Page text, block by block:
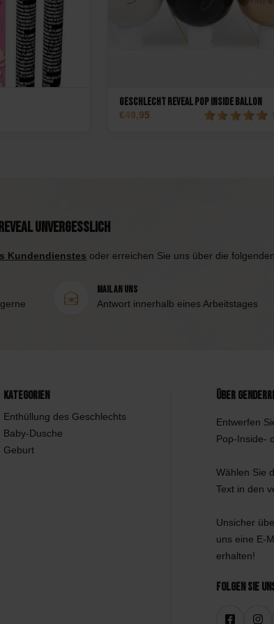
Geschlecht Reveal Pop Inside Ballon
49,95
unvergesslich
Kundendienstes oder erreichen Sie uns über die
Mail an uns
Antwort innerhalb eines Arbeitstages
Kategorien
Enthüllung des Geschlechts
Baby-Dusche
Geburt
Über
Entwerfen
Pop-Inside-
Wählen Sie
Text in den
Unsicher
uns eine E-
erhalten!
Folgen Sie